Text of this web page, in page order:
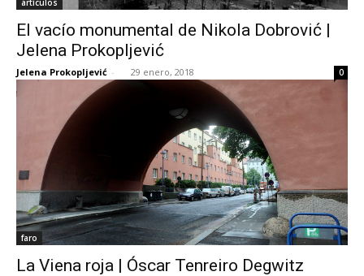
artículos
El vacío monumental de Nikola Dobrović |
Jelena Prokopljević
Jelena Prokopljević - 29 enero, 2018 0
faro
La Viena roja | Óscar Tenreiro Degwitz